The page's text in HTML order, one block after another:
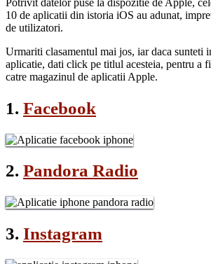
Potrivit datelor puse la dispozitie de Apple,
10 de aplicatii din istoria iOS au adunat,
de utilizatori.
Urmariti clasamentul mai jos, iar daca sunteti
aplicatie, dati click pe titlul acesteia, pentru a
catre magazinul de aplicatii Apple.
1. Facebook
2. Pandora Radio
3. Instagram